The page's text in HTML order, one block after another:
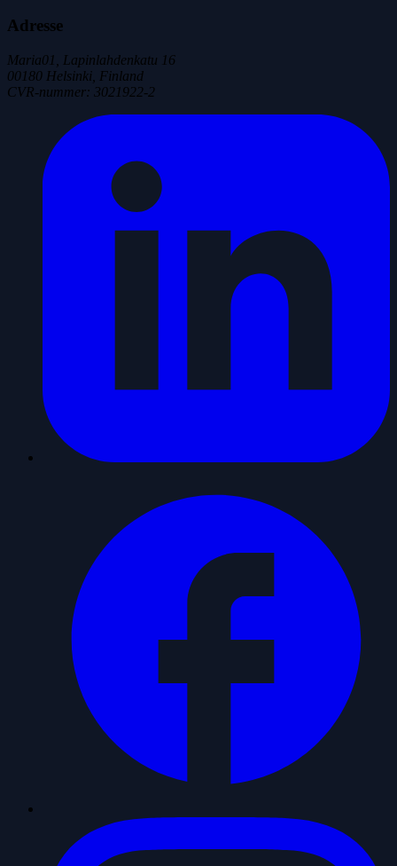
Adresse
Maria01, Lapinlahdenkatu 16
00180 Helsinki, Finland
CVR-nummer: 3021922-2